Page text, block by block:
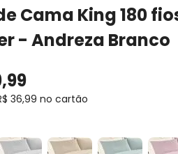
Cama King 180
- Andreza Branco
,99
36,99 no cartão